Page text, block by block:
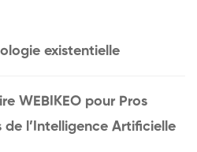
existentielle
WEBIKEO pour Pros
l’Intelligence Artificielle